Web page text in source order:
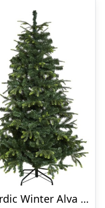
Nordic Winter Alva kunstigt juletræ, 140 x 96 cm